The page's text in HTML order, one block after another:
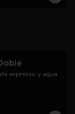
espresso y agua.